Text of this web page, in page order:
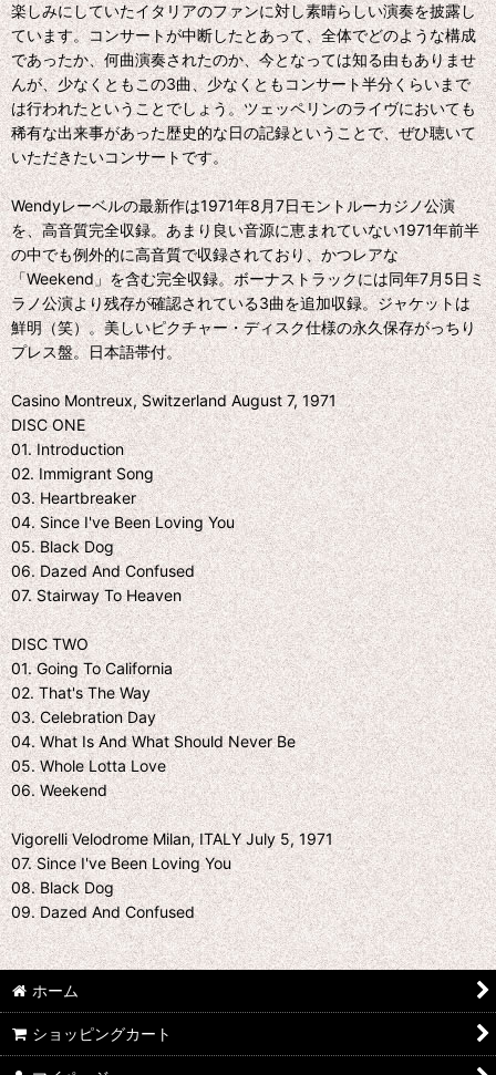
楽しみにしていたイタリアのファンに対し素晴らしい演奏を披露し
ています。コンサートが中断したとあって、全体でどのような構成
であったか、何曲演奏されたのか、今となっては知る由もありませ
んが、少なくともこの3曲、少なくともコンサート半分くらいまで
は行われたということでしょう。ツェッペリンのライヴにおいても
稀有な出来事があった歴史的な日の記録ということで、ぜひ聴いて
いただきたいコンサートです。
Wendyレーベルの最新作は1971年8月7日モントルーカジノ公演
を、高音質完全収録。あまり良い音源に恵まれていない1971年前半
の中でも例外的に高音質で収録されており、かつレアな
「Weekend」を含む完全収録。ボーナストラックには同年7月5日ミ
ラノ公演より残存が確認されている3曲を追加収録。ジャケットは
鮮明（笑）。美しいピクチャー・ディスク仕様の永久保存がっちり
プレス盤。日本語帯付。
Casino Montreux, Switzerland August 7, 1971
DISC ONE
01. Introduction
02. Immigrant Song
03. Heartbreaker
04. Since I've Been Loving You
05. Black Dog
06. Dazed And Confused
07. Stairway To Heaven
DISC TWO
01. Going To California
02. That's The Way
03. Celebration Day
04. What Is And What Should Never Be
05. Whole Lotta Love
06. Weekend
Vigorelli Velodrome Milan, ITALY July 5, 1971
07. Since I've Been Loving You
08. Black Dog
09. Dazed And Confused
ホーム
ショッピングカート